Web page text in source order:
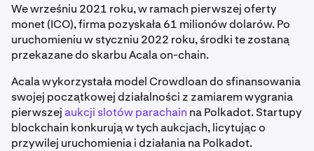
We wrześniu 2021 roku, w ramach pierwszej oferty
monet (ICO), firma pozyskała 61 milionów dolarów. Po
uruchomieniu w styczniu 2022 roku, środki te zostaną
przekazane do skarbu Acala on-chain.
Acala wykorzystała model Crowdloan do sfinansowania
swojej początkowej działalności z zamiarem wygrania
pierwszejaukcji slotów parachain na Polkadot. Startupy
blockchain konkurują w tych aukcjach, licytując o
przywilej uruchomienia i działania na Polkadot.